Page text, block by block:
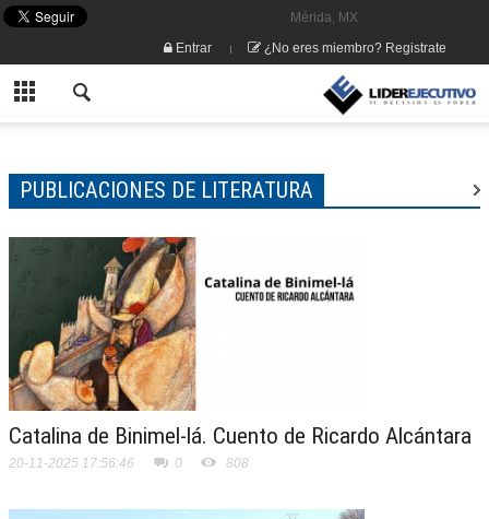
Mérida, MX
Entrar
¿No eres miembro? Registrate
PUBLICACIONES DE LITERATURA
Catalina de Binimel-lá. Cuento de Ricardo Alcántara
20-11-2025 17:56:46 0 808